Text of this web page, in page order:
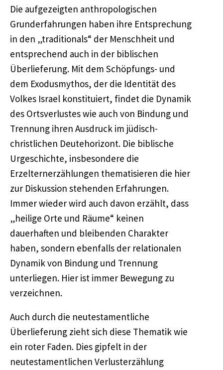
Die aufgezeigten anthropologischen
Grunderfahrungen haben ihre Entsprechung
in den „traditionals“ der Menschheit und
entsprechend auch in der biblischen
Überlieferung. Mit dem Schöpfungs- und
dem Exodusmythos, der die Identität des
Volkes Israel konstituiert, findet die Dynamik
des Ortsverlustes wie auch von Bindung und
Trennung ihren Ausdruck im jüdisch-
christlichen Deutehorizont. Die biblische
Urgeschichte, insbesondere die
Erzelternerzählungen thematisieren die hier
zur Diskussion stehenden Erfahrungen.
Immer wieder wird auch davon erzählt, dass
„heilige Orte und Räume“ keinen
dauerhaften und bleibenden Charakter
haben, sondern ebenfalls der relationalen
Dynamik von Bindung und Trennung
unterliegen. Hier ist immer Bewegung zu
verzeichnen.
Auch durch die neutestamentliche
Überlieferung zieht sich diese Thematik wie
ein roter Faden. Dies gipfelt in der
neutestamentlichen Verlusterzählung